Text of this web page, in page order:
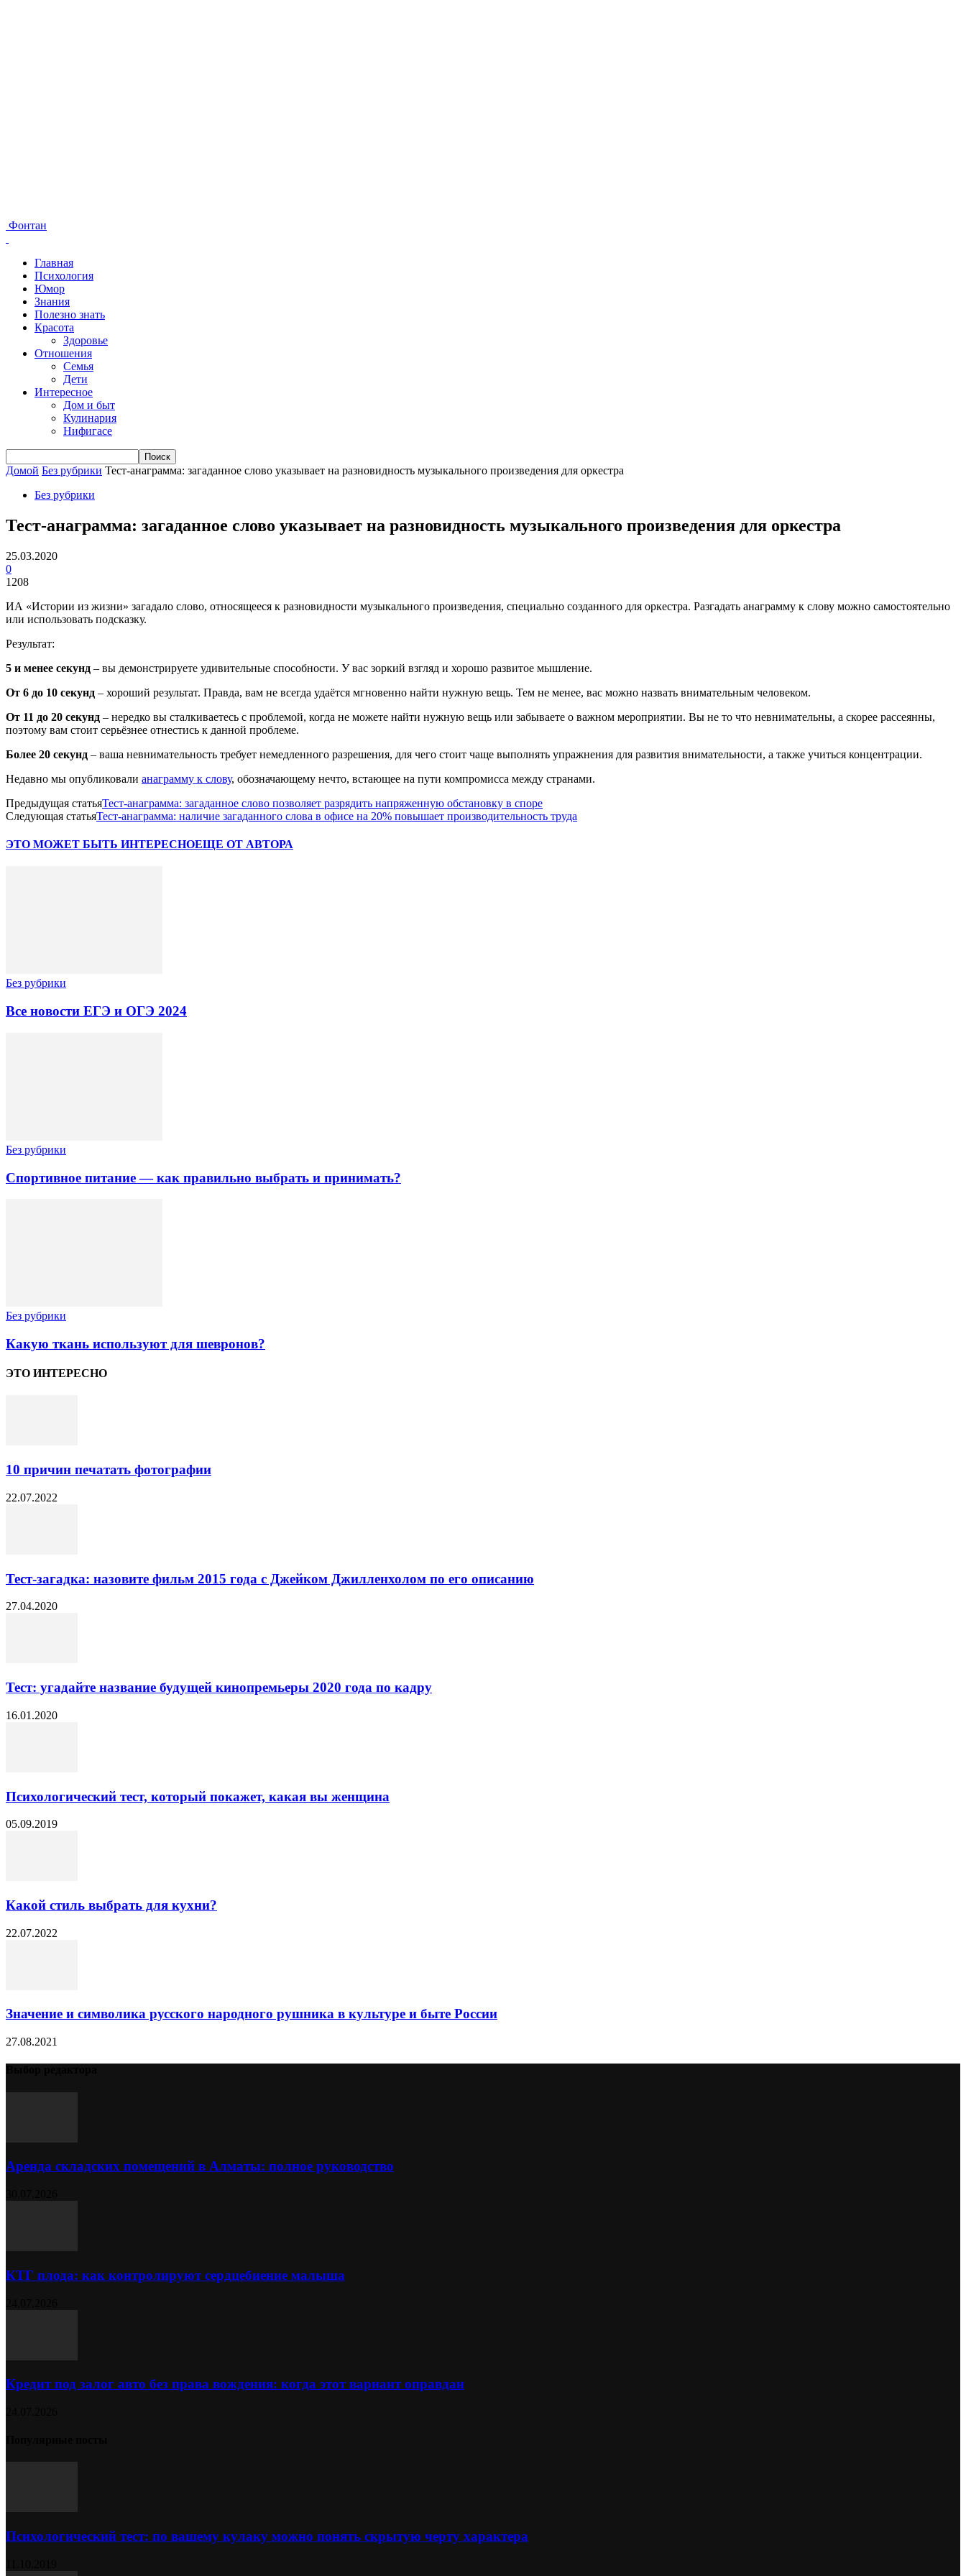
Фонтан
Главная
Психология
Юмор
Знания
Полезно знать
Красота
Здоровье
Отношения
Семья
Дети
Интересное
Дом и быт
Кулинария
Нифигасе
Домой Без рубрики Тест-анаграмма: загаданное слово указывает на разновидность музыкального произведения для оркестра
Без рубрики
Тест-анаграмма: загаданное слово указывает на разновидность музыкального произведения для оркестра
25.03.2020
0
1208
ИА «Истории из жизни» загадало слово, относящееся к разновидности музыкального произведения, специально созданного для оркестра. Разгадать анаграмму к слову можно самостоятельно
или использовать подсказку.
Результат:
5 и менее секунд – вы демонстрируете удивительные способности. У вас зоркий взгляд и хорошо развитое мышление.
От 6 до 10 секунд – хороший результат. Правда, вам не всегда удаётся мгновенно найти нужную вещь. Тем не менее, вас можно назвать внимательным человеком.
От 11 до 20 секунд – нередко вы сталкиваетесь с проблемой, когда не можете найти нужную вещь или забываете о важном мероприятии. Вы не то что невнимательны, а скорее рассеянны,
поэтому вам стоит серьёзнее отнестись к данной проблеме.
Более 20 секунд – ваша невнимательность требует немедленного разрешения, для чего стоит чаще выполнять упражнения для развития внимательности, а также учиться концентрации.
Недавно мы опубликовали анаграмму к слову, обозначающему нечто, встающее на пути компромисса между странами.
Предыдущая статьяТест-анаграмма: загаданное слово позволяет разрядить напряженную обстановку в споре
Следующая статьяТест-анаграмма: наличие загаданного слова в офисе на 20% повышает производительность труда
ЭТО МОЖЕТ БЫТЬ ИНТЕРЕСНОЕЩЕ ОТ АВТОРА
Без рубрики
Все новости ЕГЭ и ОГЭ 2024
Без рубрики
Спортивное питание — как правильно выбрать и принимать?
Без рубрики
Какую ткань используют для шевронов?
ЭТО ИНТЕРЕСНО
10 причин печатать фотографии
22.07.2022
Тест-загадка: назовите фильм 2015 года с Джейком Джилленхолом по его описанию
27.04.2020
Тест: угадайте название будущей кинопремьеры 2020 года по кадру
16.01.2020
Психологический тест, который покажет, какая вы женщина
05.09.2019
Какой стиль выбрать для кухни?
22.07.2022
Значение и символика русского народного рушника в культуре и быте России
27.08.2021
Аренда складских помещений в Алматы: полное руководство
КТГ плода: как контролируют сердцебиение малыша
Кредит под залог авто без права вождения: когда этот вариант оправдан
Психологический тест: по вашему кулаку можно понять скрытую черту характера